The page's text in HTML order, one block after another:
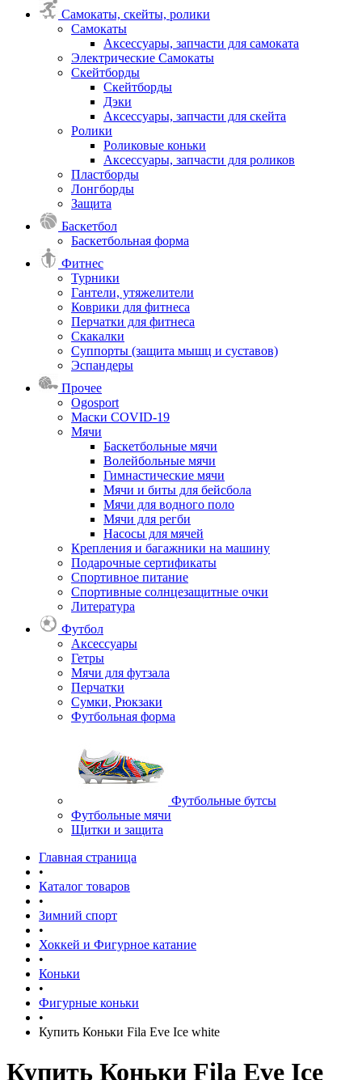
Самокаты, скейты, ролики
Самокаты
Аксессуары, запчасти для самоката
Электрические Самокаты
Скейтборды
Скейтборды
Дэки
Аксессуары, запчасти для скейта
Ролики
Роликовые коньки
Аксессуары, запчасти для роликов
Пластборды
Лонгборды
Защита
Баскетбол
Баскетбольная форма
Фитнес
Турники
Гантели, утяжелители
Коврики для фитнеса
Перчатки для фитнеса
Скакалки
Суппорты (защита мышц и суставов)
Эспандеры
Прочее
Ogosport
Маски COVID-19
Мячи
Баскетбольные мячи
Волейбольные мячи
Гимнастические мячи
Мячи и биты для бейсбола
Мячи для водного поло
Мячи для регби
Насосы для мячей
Крепления и багажники на машину
Подарочные сертификаты
Спортивное питание
Спортивные солнцезащитные очки
Литература
Футбол
Аксессуары
Гетры
Мячи для футзала
Перчатки
Сумки, Рюкзаки
Футбольная форма
Футбольные бутсы
Футбольные мячи
Щитки и защита
Главная страница
•
Каталог товаров
•
Зимний спорт
•
Хоккей и Фигурное катание
•
Коньки
•
Фигурные коньки
•
Купить Коньки Fila Eve Ice white
Купить Коньки Fila Eve Ice